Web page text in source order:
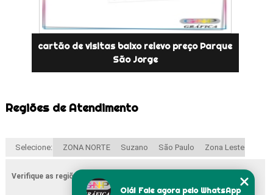
cartão de visitas baixo relevo preço Parque
São Jorge
Regiões de Atendimento
Selecione: ZONA NORTE Suzano São Paulo Zona Leste
Verifique as regiões que atendemos
Olá! Fale agora pelo WhatsApp